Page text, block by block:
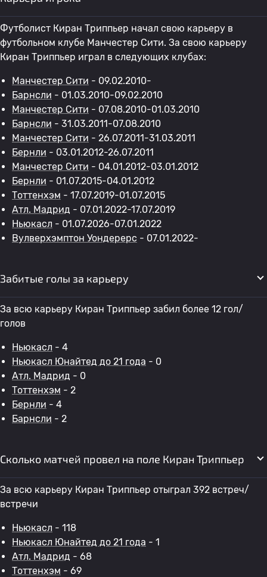
Футболист Киран Триппьер начал свою карьеру в
футбольном клубе Манчестер Сити. За свою карьеру
Киран Триппьер играл в следующих клубах:
Манчестер Сити - 09.02.2010-
Барнсли - 01.03.2010-09.02.2010
Манчестер Сити - 07.08.2010-01.03.2010
Барнсли - 31.03.2011-07.08.2010
Манчестер Сити - 26.07.2011-31.03.2011
Бернли - 03.01.2012-26.07.2011
Манчестер Сити - 04.01.2012-03.01.2012
Бернли - 01.07.2015-04.01.2012
Тоттенхэм - 17.07.2019-01.07.2015
Атл. Мадрид - 07.01.2022-17.07.2019
Ньюкасл - 01.07.2026-07.01.2022
Вулверхэмптон Уондерерс - 07.01.2022-
Забитые голы за карьеру
За всю карьеру Киран Триппьер забил более 12 гол/
голов
Ньюкасл - 4
Ньюкасл Юнайтед до 21 года - 0
Атл. Мадрид - 0
Тоттенхэм - 2
Бернли - 4
Барнсли - 2
Сколько матчей провел на поле Киран Триппьер
За всю карьеру Киран Триппьер отыграл 392 встреч/
встречи
Ньюкасл - 118
Ньюкасл Юнайтед до 21 года - 1
Атл. Мадрид - 68
Тоттенхэм - 69